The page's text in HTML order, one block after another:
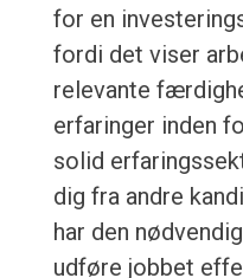
for en
fordi det viser
relevante
erfaringer inden
solid
dig fra andre
har den
udføre jobbet